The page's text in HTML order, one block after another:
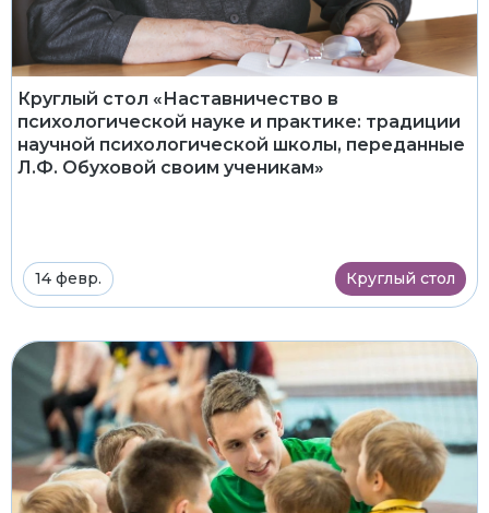
Круглый стол «Наставничество в
психологической науке и практике: традиции
научной психологической школы, переданные
Л.Ф. Обуховой своим ученикам»
14 февр. Круглый стол